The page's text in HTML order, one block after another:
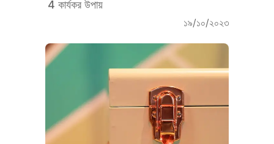
4 কার্যকর উপায়
১৯/১০/২০২৩